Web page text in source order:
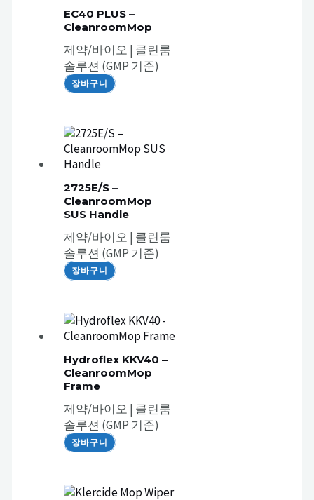
EC40 PLUS –
CleanroomMop
제약/바이오 | 클린룸
솔루션 (GMP 기준)
장바구니
2725E/S –
CleanroomMop
SUS Handle
제약/바이오 | 클린룸
솔루션 (GMP 기준)
장바구니
Hydroflex KKV40 –
CleanroomMop
Frame
제약/바이오 | 클린룸
솔루션 (GMP 기준)
장바구니